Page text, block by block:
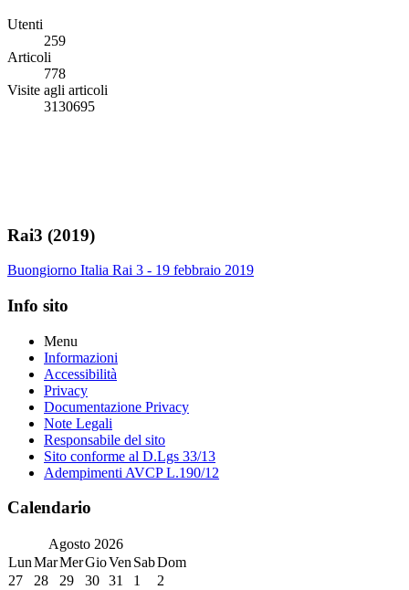
Utenti
259
Articoli
778
Visite agli articoli
3130695
Rai3 (2019)
Buongiorno Italia Rai 3 - 19 febbraio 2019
Info sito
Menu
Informazioni
Accessibilità
Privacy
Documentazione Privacy
Note Legali
Responsabile del sito
Sito conforme al D.Lgs 33/13
Adempimenti AVCP L.190/12
Calendario
Agosto 2026
LunMarMerGioVen SabDom
27
28 29 30 31 1
2